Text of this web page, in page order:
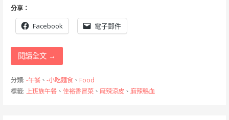
分享：
Facebook 電子郵件
閱讀全文 →
分類: -午餐、 -小吃麵食、 Food
標籤: 上班族午餐、 佳裕香冒菜、 麻辣涼皮、 麻辣鴨血